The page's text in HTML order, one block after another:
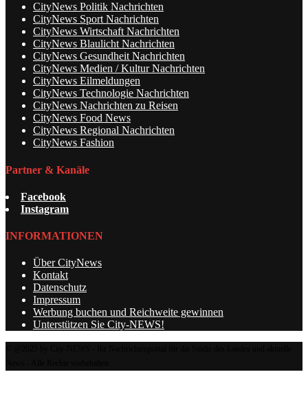
CityNews Politik Nachrichten
CityNews Sport Nachrichten
CityNews Wirtschaft Nachrichten
CityNews Blaulicht Nachrichten
CityNews Gesundheit Nachrichten
CityNews Medien / Kultur Nachrichten
CityNews Eilmeldungen
CityNews Technologie Nachrichten
CityNews Nachrichten zu Reisen
CityNews Food News
CityNews Regional Nachrichten
CityNews Fashion
Partner & Kanäle
Facebook
Instagram
INFORMATIONEN
Über CityNews
Kontakt
Datenschutz
Impressum
Werbung buchen und Reichweite gewinnen
Unterstützen Sie City-NEWS!